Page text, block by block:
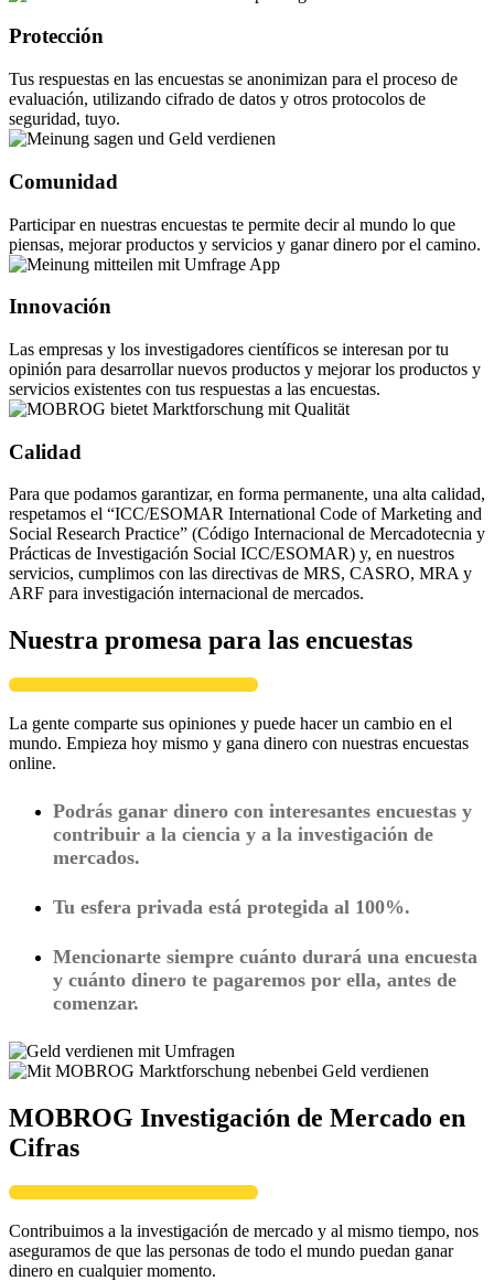
Protección
Tus respuestas en las encuestas se anonimizan para el proceso de
evaluación, utilizando cifrado de datos y otros protocolos de
seguridad, tuyo.
Comunidad
Participar en nuestras encuestas te permite decir al mundo lo que
piensas, mejorar productos y servicios y ganar dinero por el camino.
Innovación
Las empresas y los investigadores científicos se interesan por tu
opinión para desarrollar nuevos productos y mejorar los productos y
servicios existentes con tus respuestas a las encuestas.
Calidad
Para que podamos garantizar, en forma permanente, una alta calidad,
respetamos el “ICC/ESOMAR International Code of Marketing and
Social Research Practice” (Código Internacional de Mercadotecnia y
Prácticas de Investigación Social ICC/ESOMAR) y, en nuestros
servicios, cumplimos con las directivas de MRS, CASRO, MRA y
ARF para investigación internacional de mercados.
Nuestra promesa para las encuestas
La gente comparte sus opiniones y puede hacer un cambio en el
mundo. Empieza hoy mismo y gana dinero con nuestras encuestas
online.
Podrás ganar dinero con interesantes encuestas y
contribuir a la ciencia y a la investigación de
mercados.
Tu esfera privada está protegida al 100%.
Mencionarte siempre cuánto durará una encuesta
y cuánto dinero te pagaremos por ella, antes de
comenzar.
MOBROG Investigación de Mercado en
Cifras
Contribuimos a la investigación de mercado y al mismo tiempo, nos
aseguramos de que las personas de todo el mundo puedan ganar
dinero en cualquier momento.